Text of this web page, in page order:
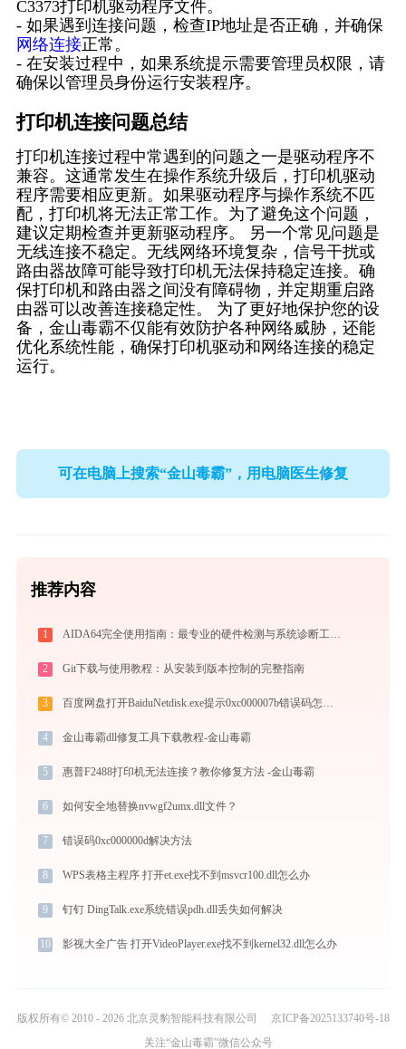
C3373打印机驱动程序文件。
- 如果遇到连接问题，检查IP地址是否正确，并确保
网络连接正常。
- 在安装过程中，如果系统提示需要管理员权限，请
确保以管理员身份运行安装程序。
打印机连接问题总结
打印机连接过程中常遇到的问题之一是驱动程序不
兼容。这通常发生在操作系统升级后，打印机驱动
程序需要相应更新。如果驱动程序与操作系统不匹
配，打印机将无法正常工作。为了避免这个问题，
建议定期检查并更新驱动程序。 另一个常见问题是
无线连接不稳定。无线网络环境复杂，信号干扰或
路由器故障可能导致打印机无法保持稳定连接。确
保打印机和路由器之间没有障碍物，并定期重启路
由器可以改善连接稳定性。 为了更好地保护您的设
备，金山毒霸不仅能有效防护各种网络威胁，还能
优化系统性能，确保打印机驱动和网络连接的稳定
运行。
可在电脑上搜索“金山毒霸”，用电脑医生修复
推荐内容
1 AIDA64完全使用指南：最专业的硬件检测与系统诊断工具从入门到精通（2026最新）
2 Git下载与使用教程：从安装到版本控制的完整指南
3 百度网盘打开BaiduNetdisk.exe提示0xc000007b错误码怎么办
4 金山毒霸dll修复工具下载教程-金山毒霸
5 惠普F2488打印机无法连接？教你修复方法 -金山毒霸
6 如何安全地替换nvwgf2umx.dll文件？
7 错误码0xc000000d解决方法
8 WPS表格主程序 打开et.exe找不到msvcr100.dll怎么办
9 钉钉 DingTalk.exe系统错误pdh.dll丢失如何解决
10 影视大全广告 打开VideoPlayer.exe找不到kernel32.dll怎么办
版权所有© 2010 - 2026 北京灵豹智能科技有限公司
京ICP备2025133740号-18
关注“金山毒霸”微信公众号